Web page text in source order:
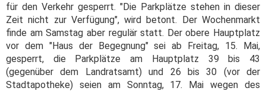
für den Verkehr gesperrt. "Die Parkplätze stehen in dieser
Zeit nicht zur Verfügung", wird betont. Der Wochenmarkt
finde am Samstag aber regulär statt. Der obere Hauptplatz
vor dem "Haus der Begegnung" sei ab Freitag, 15. Mai,
gesperrt, die Parkplätze am Hauptplatz 39 bis 43
(gegenüber dem Landratsamt) und 26 bis 30 (vor der
Stadtapotheke) seien am Sonntag, 17. Mai wegen des